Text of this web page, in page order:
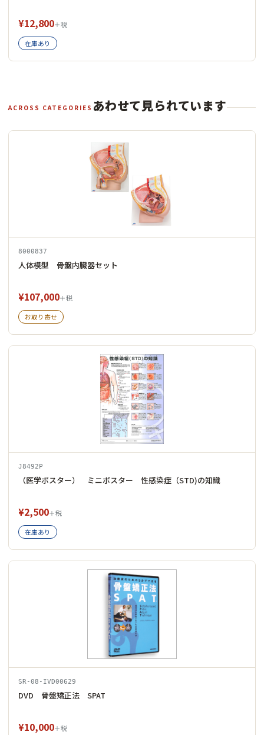
¥12,800＋税
在庫あり
ACROSS CATEGORIES あわせて見られています
8000837
人体模型 骨盤内臓器セット
¥107,000＋税
お取り寄せ
J8492P
（医学ポスター） ミニポスター 性感染症（STD)の知識
¥2,500＋税
在庫あり
SR-08-IVD00629
DVD 骨盤矯正法 SPAT
¥10,000＋税